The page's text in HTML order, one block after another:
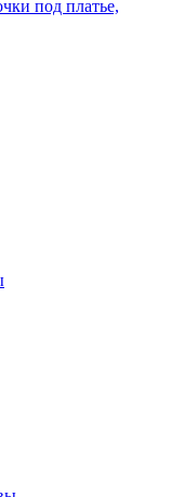
под платье,